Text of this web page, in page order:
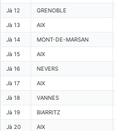
Jà 12 GRENOBLE
Jà 13 AIX
Jà 14 MONT-DE-MARSAN
Jà 15 AIX
Jà 16 NEVERS
Jà 17 AIX
Jà 18 VANNES
Jà 19 BIARRITZ
Jà 20 AIX